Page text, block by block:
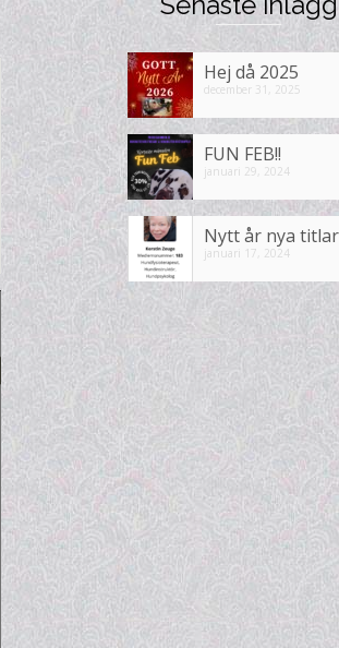
Hej då 2025
december 31, 2025
FUN FEB!!
januari 29, 2024
Nytt år nya titlar
januari 17, 2024